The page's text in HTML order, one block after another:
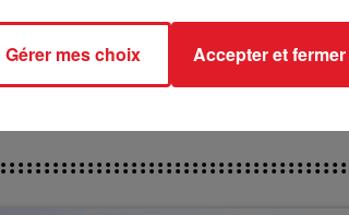
Gérer mes choix Accepter et fermer